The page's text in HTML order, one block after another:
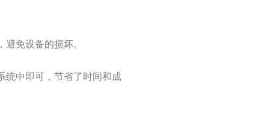
免设备的损坏。
统中即可，节省了时间和成